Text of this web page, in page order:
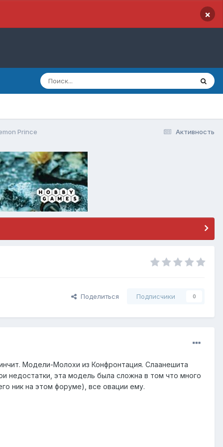
×
Активность
Prince
Поделиться Подписчики 0
Модели-Молохи из Конфронтация. Слаанешита
недостатки, эта модель была сложна в том что много
ник на этом форуме), все овации ему.